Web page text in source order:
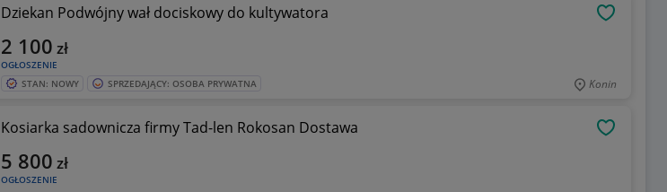
Dziekan Podwójny wał dociskowy do kultywatora
OGŁOSZENIE
2 100 zł
STAN: NOWY SPRZEDAJĄCY: OSOBA PRYWATNA Konin
Kosiarka sadownicza firmy Tad-len Rokosan Dostawa
OGŁOSZENIE
5 800 zł